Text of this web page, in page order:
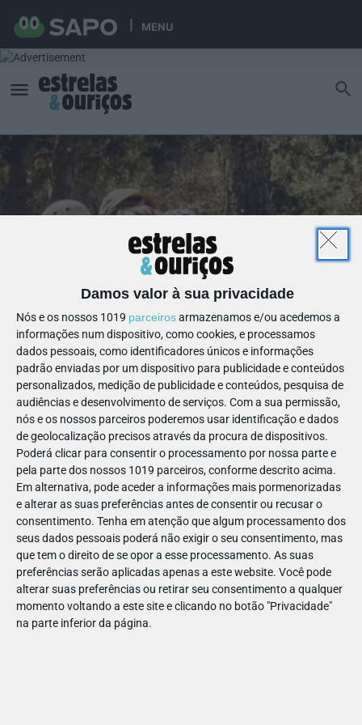
MENU
Damos valor à sua privacidade
Nós e os nossos 1019 parceirosarmazenamos e/ou acedemos a
informações num dispositivo, como cookies, e processamos
dados pessoais, como identificadores únicos e informações
padrão enviadas por um dispositivo para publicidade e conteúdos
personalizados, medição de publicidade e conteúdos, pesquisa de
audiências e desenvolvimento de serviços. Com a sua permissão,
nós e os nossos parceiros poderemos usar identificação e dados
de geolocalização precisos através da procura de dispositivos.
Poderá clicar para consentir o processamento por nossa parte e
pela parte dos nossos 1019 parceiros, conforme descrito acima.
Em alternativa, pode aceder a informações mais pormenorizadas
e alterar as suas preferências antes de consentir ou recusar o
consentimento. Tenha em atenção que algum processamento dos
seus dados pessoais poderá não exigir o seu consentimento, mas
que tem o direito de se opor a esse processamento. As suas
preferências serão aplicadas apenas a este website. Você pode
alterar suas preferências ou retirar seu consentimento a qualquer
momento voltando a este site e clicando no botão "Privacidade"
na parte inferior da página.